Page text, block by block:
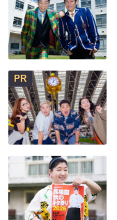
PR